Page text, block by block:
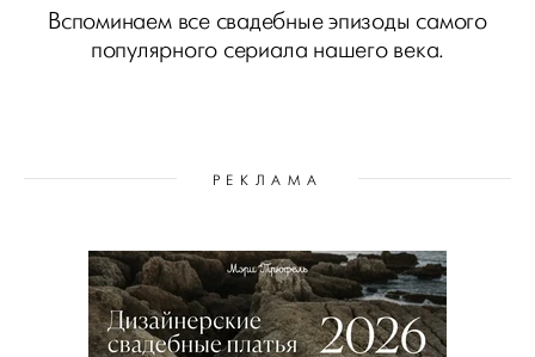
Вспоминаем все свадебные эпизоды самого
популярного сериала нашего века.
РЕКЛАМА